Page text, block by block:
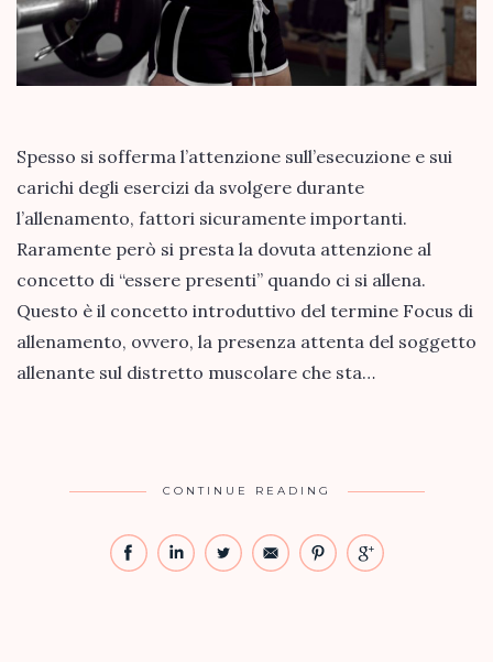
Spesso si sofferma l’attenzione sull’esecuzione e sui
carichi degli esercizi da svolgere durante
l’allenamento, fattori sicuramente importanti.
Raramente però si presta la dovuta attenzione al
concetto di “essere presenti” quando ci si allena.
Questo è il concetto introduttivo del termine Focus di
allenamento, ovvero, la presenza attenta del soggetto
allenante sul distretto muscolare che sta…
CONTINUE READING